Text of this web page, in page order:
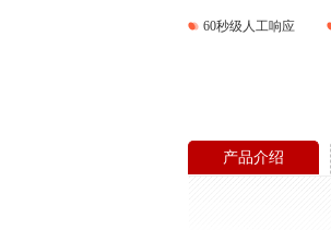
60秒级人工响应
产品介绍